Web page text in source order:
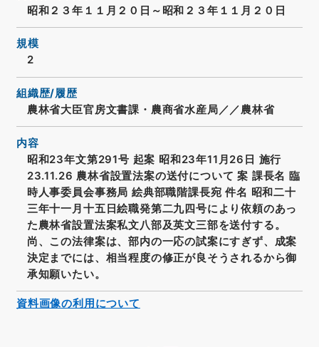
昭和２３年１１月２０日～昭和２３年１１月２０日
規模
2
組織歴/履歴
農林省大臣官房文書課・農商省水産局／／農林省
内容
昭和23年文第291号 起案 昭和23年11月26日 施行
23.11.26 農林省設置法案の送付について 案 課長名 臨
時人事委員会事務局 絵典部職階課長宛 件名 昭和二十
三年十一月十五日絵職発第二九四号により依頼のあっ
た農林省設置法案私文八部及英文三部を送付する。
尚、この法律案は、部内の一応の試案にすぎず、成案
決定までには、相当程度の修正が良そうされるから御
承知願いたい。
資料画像の利用について